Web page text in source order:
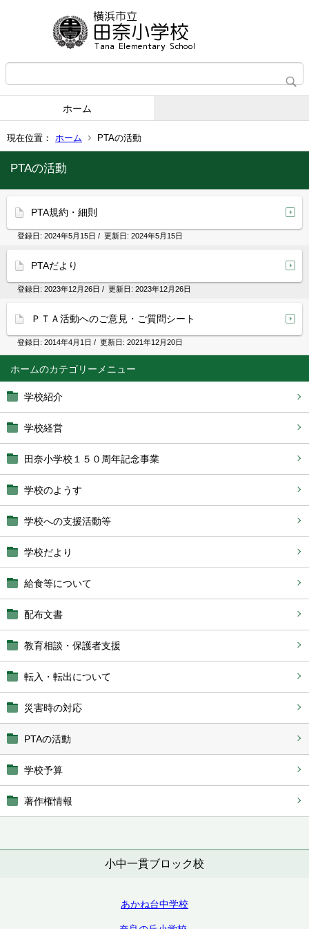
ホーム
現在位置： ホーム PTAの活動
ホーム
学校紹介
学校経営
田奈小学校１５０周年記念事業
学校のようす
学校への支援活動等
学校だより
給食等について
配布文書
教育相談・保護者支援
転入・転出について
災害時の対応
PTAの活動
学校予算
著作権情報
小中一貫ブロック校
あかね台中学校
PTAの活動
PTA規約・細則
登録日: 2024年5月15日 / 更新日: 2024年5月15日
PTAだより
登録日: 2023年12月26日 / 更新日: 2023年12月26日
ＰＴＡ活動へのご意見・ご質問シート
登録日: 2014年4月1日 / 更新日: 2021年12月20日